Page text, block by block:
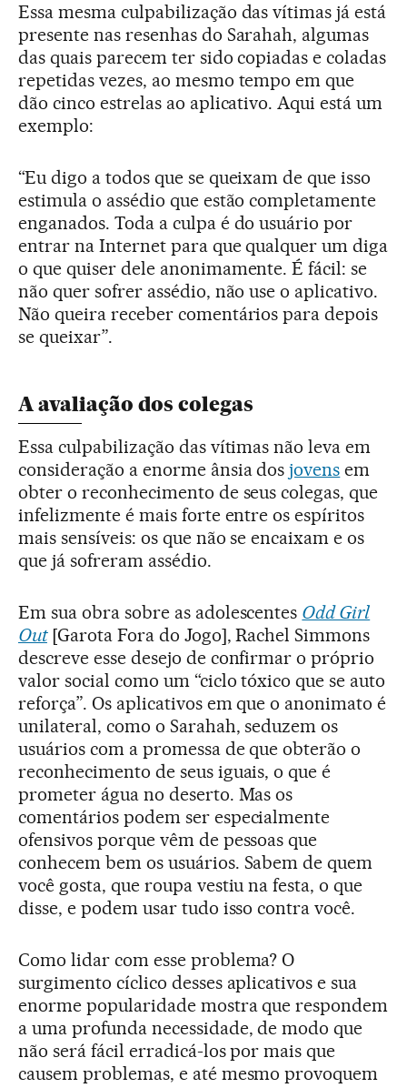
Essa mesma culpabilização das vítimas já está
presente nas resenhas do Sarahah, algumas
das quais parecem ter sido copiadas e coladas
repetidas vezes, ao mesmo tempo em que
dão cinco estrelas ao aplicativo. Aqui está um
exemplo:
“Eu digo a todos que se queixam de que isso
estimula o assédio que estão completamente
enganados. Toda a culpa é do usuário por
entrar na Internet para que qualquer um diga
o que quiser dele anonimamente. É fácil: se
não quer sofrer assédio, não use o aplicativo.
Não queira receber comentários para depois
se queixar”.
A avaliação dos colegas
Essa culpabilização das vítimas não leva em
consideração a enorme ânsia dosjovens em
obter o reconhecimento de seus colegas, que
infelizmente é mais forte entre os espíritos
mais sensíveis: os que não se encaixam e os
que já sofreram assédio.
Em sua obra sobre as adolescentes Odd Girl
Out[Garota Fora do Jogo], Rachel Simmons
descreve esse desejo de confirmar o próprio
valor social como um “ciclo tóxico que se auto
reforça”. Os aplicativos em que o anonimato é
unilateral, como o Sarahah, seduzem os
usuários com a promessa de que obterão o
reconhecimento de seus iguais, o que é
prometer água no deserto. Mas os
comentários podem ser especialmente
ofensivos porque vêm de pessoas que
conhecem bem os usuários. Sabem de quem
você gosta, que roupa vestiu na festa, o que
disse, e podem usar tudo isso contra você.
Como lidar com esse problema? O
surgimento cíclico desses aplicativos e sua
enorme popularidade mostra que respondem
a uma profunda necessidade, de modo que
não será fácil erradicá-los por mais que
causem problemas, e até mesmo provoquem